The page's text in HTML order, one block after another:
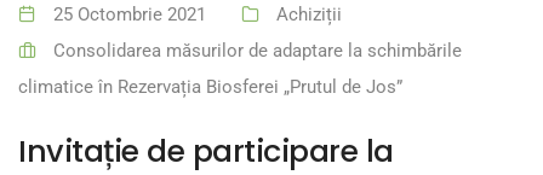
25 Octombrie 2021
Achiziții
Consolidarea măsurilor de adaptare la schimbările
climatice în Rezervația Biosferei „Prutul de Jos”
Invitație de participare la